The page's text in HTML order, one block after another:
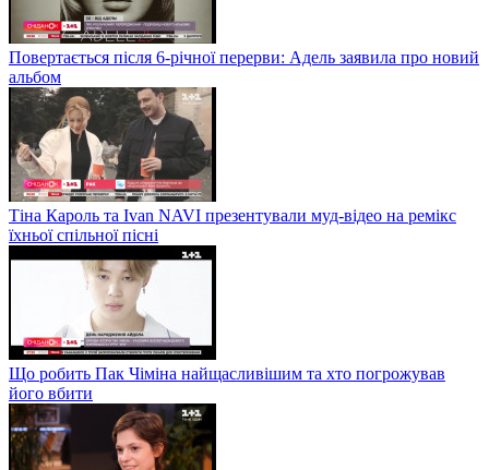
Повертається після 6-річної перерви: Адель заявила про новий
альбом
Тіна Кароль та Ivan NAVI презентували муд-відео на ремікс
їхньої спільної пісні
Що робить Пак Чіміна найщасливішим та хто погрожував
його вбити